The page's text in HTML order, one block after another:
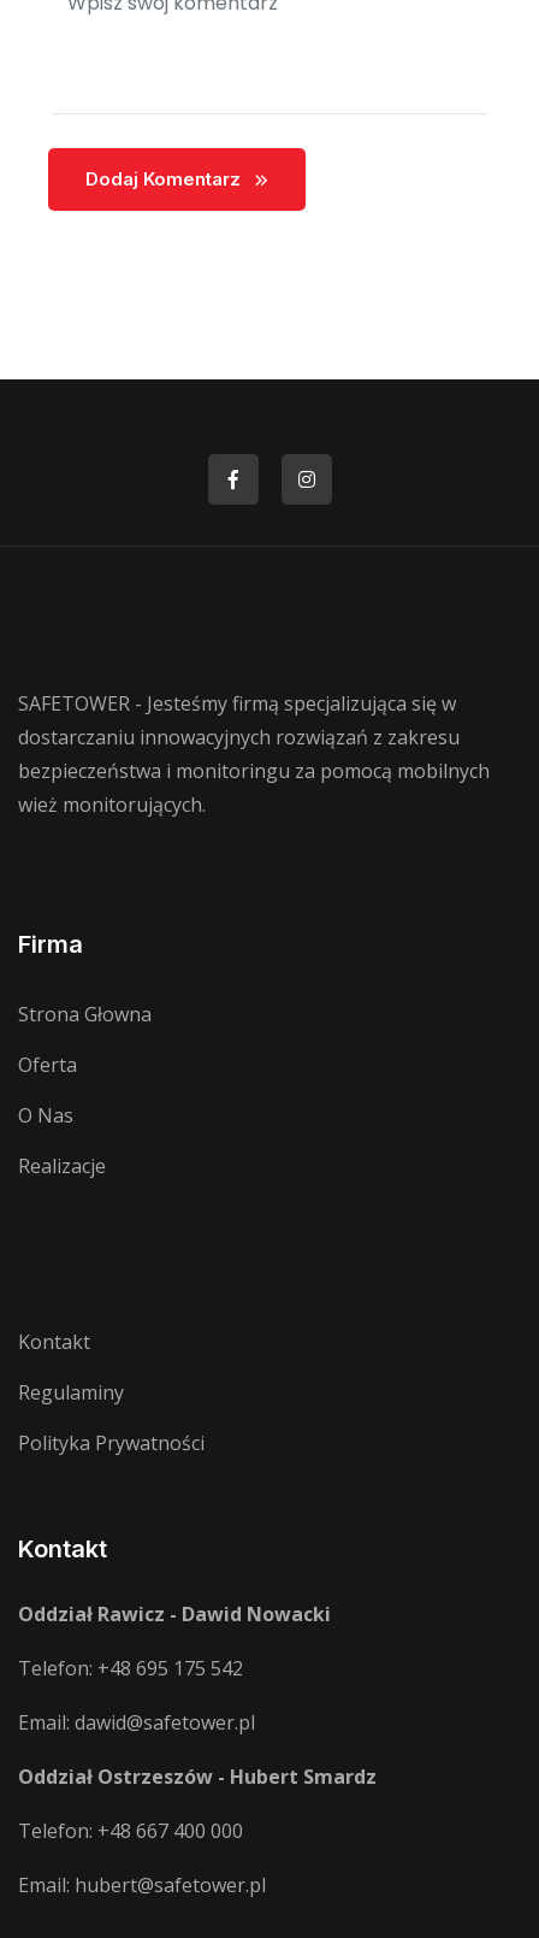
Dodaj Komentarz
SAFETOWER - Jesteśmy firmą specjalizująca się w
dostarczaniu innowacyjnych rozwiązań z zakresu
bezpieczeństwa i monitoringu za pomocą mobilnych
wież monitorujących.
Firma
Strona Głowna
Oferta
O Nas
Realizacje
Kontakt
Regulaminy
Polityka Prywatności
Kontakt
Oddział Rawicz - Dawid Nowacki
Telefon: +48 695 175 542
Email: dawid@safetower.pl
Oddział Ostrzeszów - Hubert Smardz
Telefon: +48 667 400 000
Email: hubert@safetower.pl